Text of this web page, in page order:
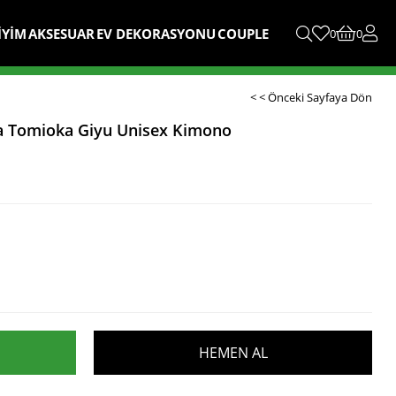
AKSESUAR EV DEKORASYONUCOUPLE 0 0
< < Önceki Sayfaya Dön
Giyu Unisex Kimono